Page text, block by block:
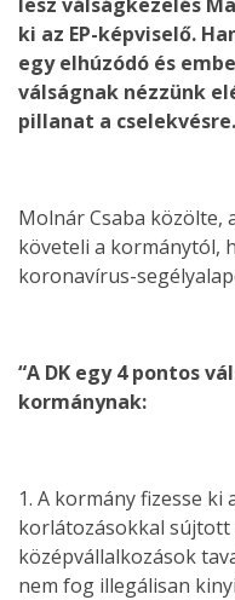
ki az EP-képviselő.
egy elhúzódó és
válságnak nézzünk
pillanat a cselekvésre.
Molnár Csaba közölte,
követeli a kormánytól,
koronavírus-
“A DK egy 4 pontos
kormánynak:
1. A kormány fizesse
korlátozásokkal sújtott
középvállalkozások
nem fog illegálisan